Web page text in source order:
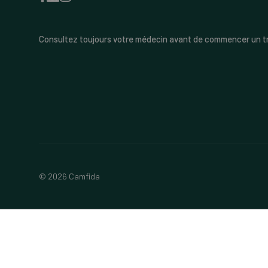
Consultez toujours votre médecin avant de commencer un
© 2026 Camfida